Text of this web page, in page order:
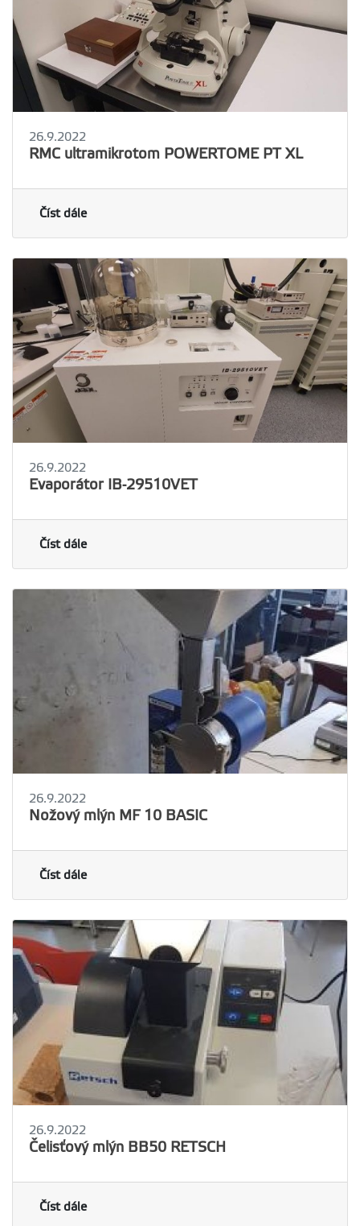
26.9.2022
RMC ultramikrotom POWERTOME PT XL
Číst dále
26.9.2022
Evaporátor IB-29510VET
Číst dále
26.9.2022
Nožový mlýn MF 10 BASIC
Číst dále
26.9.2022
Čelisťový mlýn BB50 RETSCH
Číst dále